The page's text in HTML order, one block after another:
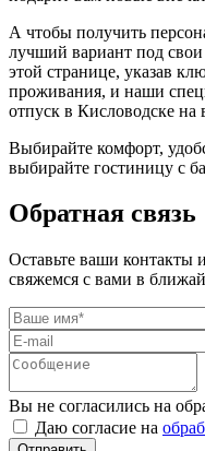
А чтобы получить
лучший вариант под
этой странице, указав
проживания, и наши
отпуск в Кисловодске на
Выбирайте комфорт,
выбирайте гостиницу с
Обратная связь
Оставьте ваши контакты
свяжемся с вами в
Вы не согласились на
Даю согласие на